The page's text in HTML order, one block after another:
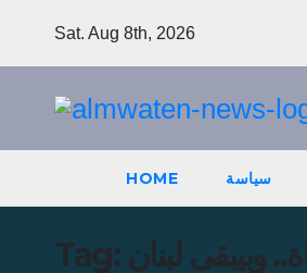
Sat. Aug 8th, 2026
HOME سياسة
Tag: